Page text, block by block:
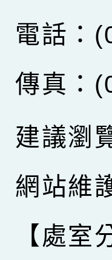
電話：
傳真：
建議瀏
網站維
【處室